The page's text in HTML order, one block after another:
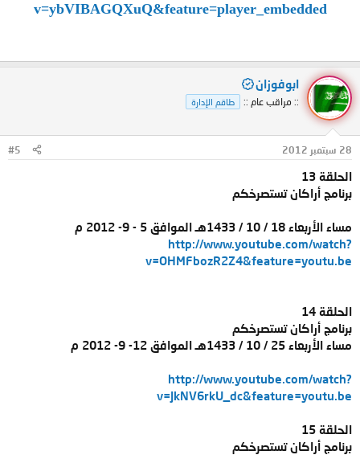
v=ybVIBAGQXuQ&feature=player_embedded
ابوفوزان
:: مراقب عام :: طاقم الإدارة
28 سبتمبر 2012 #5
الحلقة 13
برنامج أراكان تستصرخكم
مساء الأربعاء 18 / 10 / 1433هـ الموافق 5 - 9- 2012 م
http://www.youtube.com/watch?
v=OHMFbozR2Z4&feature=youtu.be
الحلقة 14
برنامج أراكان تستصرخكم
مساء الأربعاء 25 / 10 / 1433هـ الموافق 12- 9- 2012 م
http://www.youtube.com/watch?
v=JkNV6rkU_dc&feature=youtu.be
الحلقة 15
برنامج أراكان تستصرخكم